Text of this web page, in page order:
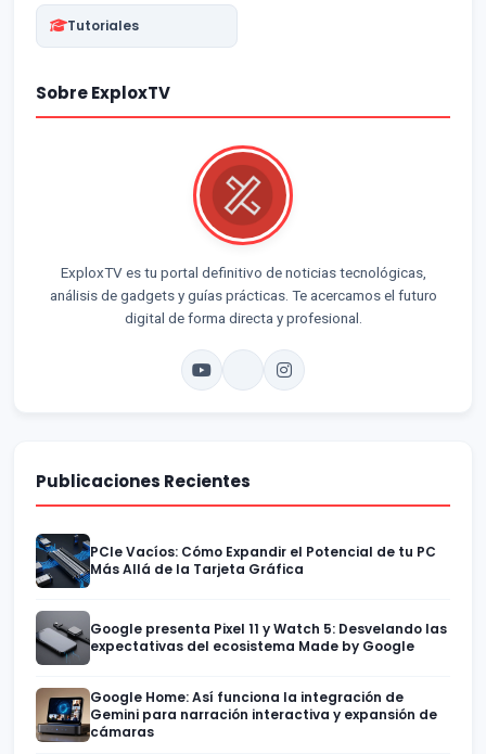
Tutoriales
Sobre ExploxTV
ExploxTV es tu portal definitivo de noticias tecnológicas,
análisis de gadgets y guías prácticas. Te acercamos el futuro
digital de forma directa y profesional.
Publicaciones Recientes
PCIe Vacíos: Cómo Expandir el Potencial de tu PC
Más Allá de la Tarjeta Gráfica
Google presenta Pixel 11 y Watch 5: Desvelando las
expectativas del ecosistema Made by Google
Google Home: Así funciona la integración de
Gemini para narración interactiva y expansión de
cámaras